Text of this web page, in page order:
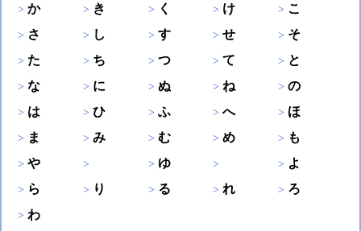
か き く け
こ
さ
し す せ
そ
た
ち つ て
と
な
に ぬ ね
の
は
ひ ふ へ
ほ
ま
み む め
も
や
ゆ
よ
ら
り る れ
ろ
わ